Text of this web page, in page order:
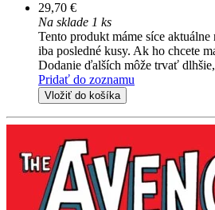
29,70 €
Na sklade 1 ks
Tento produkt máme síce aktuálne
iba posledné kusy. Ak ho chcete
Dodanie ďalších môže trvať
Pridať do zoznamu
Vložiť do košíka